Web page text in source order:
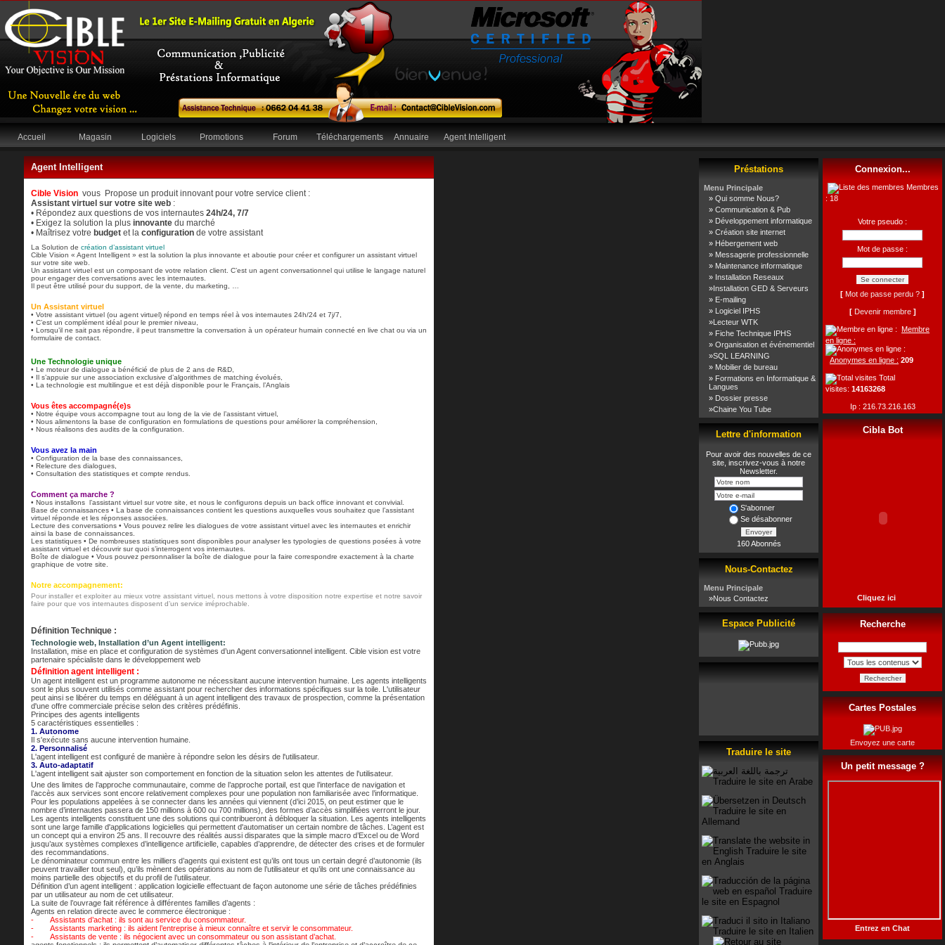
Accueil Magasin Logiciels Promotions Forum Téléchargements Annuaire Agent Intelligent
Connexion...
Membres
: 18
Votre pseudo :
Mot de passe :
[ Mot de passe perdu ? ]
[ Devenir membre]
Membre
en ligne :
Anonymes en ligne : 209
Total
visites: 14163268
Ip : 216.73.216.163
Cibla Bot
Cliquez ici
Recherche
Rechercher
Cartes Postales
Envoyez une carte
Un petit message ?
Entrez en Chat
Préstations
Menu Principale
» Qui somme Nous?
» Communication & Pub
» Développement informatique
» Création site internet
» Hébergement web
» Messagerie professionnelle
» Maintenance informatique
» Installation Reseaux
»Installation GED & Serveurs
» E-mailing
» Logiciel IPHS
»Lecteur WTK
» Fiche Technique IPHS
» Organisation et événementiel
»SQL LEARNING
» Mobilier de bureau
» Formations en Informatique &
Langues
» Dossier presse
»Chaine You Tube
Lettre d'information
Pour avoir des nouvelles de ce
site, inscrivez-vous à notre
Newsletter.
S'abonner
Se désabonner
Envoyer
160 Abonnés
Nous-Contactez
Menu Principale
»Nous Contactez
Espace Publicité
Traduire le site
Agent Intelligent
Cible Vision vous Propose un produit innovant pour votre service client :
Assistant virtuel sur votre site web :
• Répondez aux questions de vos internautes 24h/24, 7/7
• Exigez la solution la plus innovante du marché
• Maîtrisez votre budget et la configuration de votre assistant
La Solution de création d’assistant virtuel
Cible Vision « Agent Intelligent » est la solution la plus innovante et aboutie pour créer et configurer un assistant virtuel
sur votre site web.
Un assistant virtuel est un composant de votre relation client. C’est un agent conversationnel qui utilise le langage naturel
pour engager des conversations avec les internautes.
Il peut être utilisé pour du support, de la vente, du marketing, …
Un Assistant virtuel
• Votre assistant virtuel (ou agent virtuel) répond en temps réel à vos internautes 24h/24 et 7j/7,
• C’est un complément idéal pour le premier niveau,
• Lorsqu’il ne sait pas répondre, il peut transmettre la conversation à un opérateur humain connecté en live chat ou via un
formulaire de contact.
Une Technologie unique
• Le moteur de dialogue a bénéficié de plus de 2 ans de R&D,
• Il s’appuie sur une association exclusive d’algorithmes de matching évolués,
• La technologie est multilingue et est déjà disponible pour le Français, l’Anglais
Vous êtes accompagné(e)s
• Notre équipe vous accompagne tout au long de la vie de l’assistant virtuel,
• Nous alimentons la base de configuration en formulations de questions pour améliorer la compréhension,
• Nous réalisons des audits de la configuration.
Vous avez la main
• Configuration de la base des connaissances,
• Relecture des dialogues,
• Consultation des statistiques et compte rendus.
Comment ça marche ?
• Nous installons l’assistant virtuel sur votre site, et nous le configurons depuis un back office innovant et convivial.
Base de connaissances • La base de connaissances contient les questions auxquelles vous souhaitez que l’assistant
virtuel réponde et les réponses associées.
Lecture des conversations • Vous pouvez relire les dialogues de votre assistant virtuel avec les internautes et enrichir
ainsi la base de connaissances.
Les statistiques • De nombreuses statistiques sont disponibles pour analyser les typologies de questions posées à votre
assistant virtuel et découvrir sur quoi s’interrogent vos internautes.
Boîte de dialogue • Vous pouvez personnaliser la boîte de dialogue pour la faire correspondre exactement à la charte
graphique de votre site.
Notre accompagnement:
Pour installer et exploiter au mieux votre assistant virtuel, nous mettons à votre disposition notre expertise et notre savoir
faire pour que vos internautes disposent d’un service irréprochable.
Définition Technique :
Technologie web, Installation d’un Agent intelligent:
Installation, mise en place et configuration de systèmes d’un Agent conversationnel intelligent. Cible vision est votre
partenaire spécialiste dans le développement web
Définition agent intelligent :
Un agent intelligent est un programme autonome ne nécessitant aucune intervention humaine. Les agents intelligents
sont le plus souvent utilisés comme assistant pour rechercher des informations spécifiques sur la toile. L'utilisateur
peut ainsi se libérer du temps en déléguant à un agent intelligent des travaux de prospection, comme la présentation
d'une offre commerciale précise selon des critères prédéfinis.
Principes des agents intelligents
5 caractéristiques essentielles :
1. Autonome
Il s'exécute sans aucune intervention humaine.
2. Personnalisé
L'agent intelligent est configuré de manière à répondre selon les désirs de l'utilisateur.
3. Auto-adaptatif
L'agent intelligent sait ajuster son comportement en fonction de la situation selon les attentes de l'utilisateur.
Une des limites de l’approche communautaire, comme de l’approche portail, est que l’interface de navigation et
l’accès aux services sont encore relativement complexes pour une population non familiarisée avec l’informatique.
Pour les populations appelées à se connecter dans les années qui viennent (d’ici 2015, on peut estimer que le
nombre d’internautes passera de 150 millions à 600 ou 700 millions), des formes d’accès simplifiées verront le jour.
Les agents intelligents constituent une des solutions qui contribueront à débloquer la situation. Les agents intelligents
sont une large famille d'applications logicielles qui permettent d'automatiser un certain nombre de tâches. L’agent est
un concept qui a environ 25 ans. Il recouvre des réalités aussi disparates que la simple macro d’Excel ou de Word
jusqu’aux systèmes complexes d’intelligence artificielle, capables d’apprendre, de détecter des crises et de formuler
des recommandations.
Le dénominateur commun entre les milliers d’agents qui existent est qu’ils ont tous un certain degré d’autonomie (ils
peuvent travailler tout seul), qu’ils mènent des opérations au nom de l’utilisateur et qu’ils ont une connaissance au
moins partielle des objectifs et du profil de l’utilisateur.
Définition d’un agent intelligent : application logicielle effectuant de façon autonome une série de tâches prédéfinies
par un utilisateur au nom de cet utilisateur.
La suite de l’ouvrage fait référence à différentes familles d’agents :
Agents en relation directe avec le commerce électronique :
- Assistants d’achat : ils sont au service du consommateur.
- Assistants marketing : ils aident l’entreprise à mieux connaître et servir le consommateur.
- Assistants de vente : ils négocient avec un consommateur ou son assistant d’achat.